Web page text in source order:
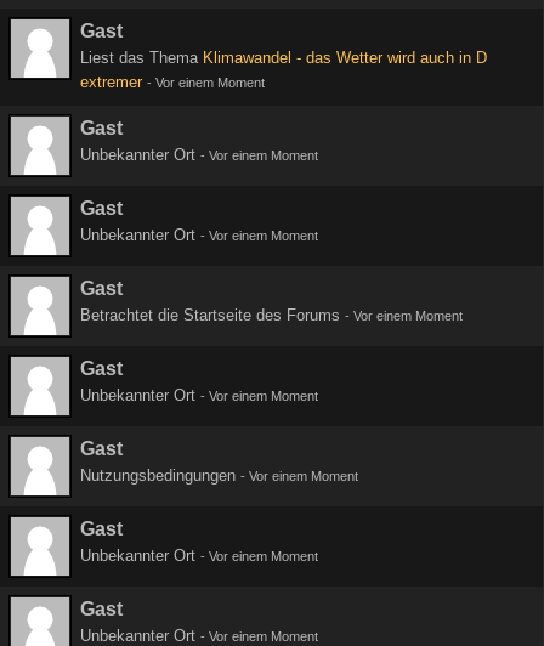
Gast
Liest das Thema Klimawandel - das Wetter wird auch in D
extremer - Vor einem Moment
Gast
Unbekannter Ort - Vor einem Moment
Gast
Unbekannter Ort - Vor einem Moment
Gast
Betrachtet die Startseite des Forums - Vor einem Moment
Gast
Unbekannter Ort - Vor einem Moment
Gast
Nutzungsbedingungen - Vor einem Moment
Gast
Unbekannter Ort - Vor einem Moment
Gast
Unbekannter Ort - Vor einem Moment